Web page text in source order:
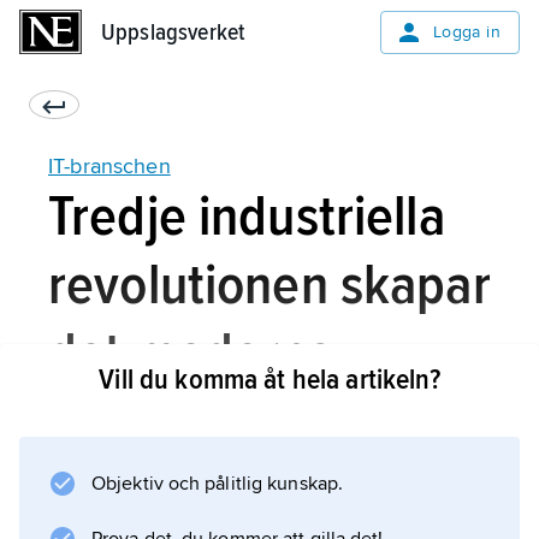
Uppslagsverket Logga in
IT-branschen
Tredje industriella
revolutionen skapar
det moderna
Vill du komma åt hela artikeln?
Objektiv och pålitlig kunskap.